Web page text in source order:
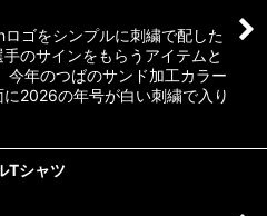
ゴをシンプルに刺繍で配した
のサインをもらうアイテムと
今年のつばのサンド加工カラー
2026の年号が白い刺繍で入り
Tシャツ